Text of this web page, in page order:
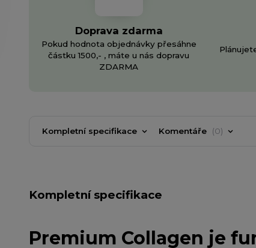
Doprava zdarma
Pokud hodnota objednávky přesáhne
částku 1500,- , máte u nás dopravu
ZDARMA
Kompletní specifikace Komentáře 0
Kompletní specifikace
Premium Collagen je